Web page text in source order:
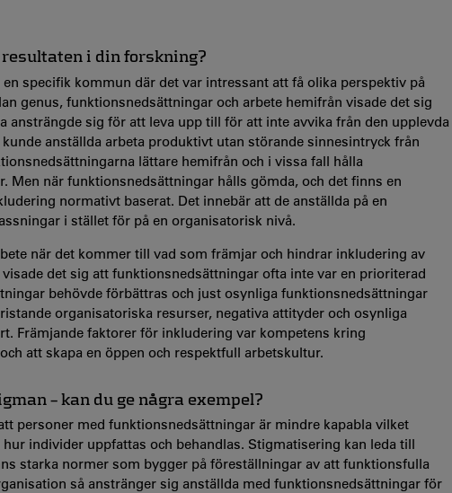
i din forskning?
specifik kommun där det var intressant att få olika perspektiv på
genus, funktionsnedsättningar och arbete hemifrån visade det sig
ansträngde sig för att leva upp till för att inte avvika från den upplevda
anställda arbeta produktivt utan störande sinnesintryck från
lättare hemifrån och i vissa fall hålla
Men när funktionsnedsättningar hålls gömda, och det finns en
normativt baserat. Det innebär att de anställda på en
i stället för på en organisatorisk nivå.
när det kommer till vad som främjar och hindrar inkludering av
det sig att funktionsnedsättningar ofta inte var en prioriterad
behövde förbättras och just osynliga funktionsnedsättningar
organisatoriska resurser, negativa attityder och osynliga
Främjande faktorer för inkludering var kompetens kring
att skapa en öppen och respektfull arbetskultur.
– kan du ge några exempel?
personer med funktionsnedsättningar är mindre kapabla vilket
individer uppfattas och behandlas. Stigmatisering kan leda till
starka normer som bygger på föreställningar av att funktionsfulla
så anstränger sig anställda med funktionsnedsättningar för